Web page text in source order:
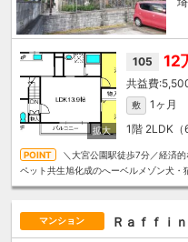
105 12
敷 1ヶ月
1階 2LDK（
＼大宮公園駅徒歩7分／経済
ペット共生旭化成のへーベルメゾン犬・
マンション Ｒａｆｆｉ